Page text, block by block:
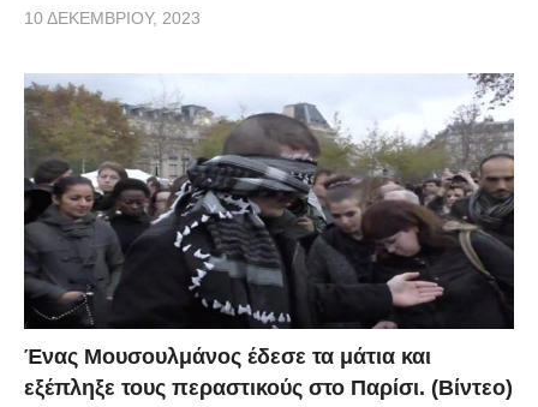
10 ΔΕΚΕΜΒΡΊΟΥ, 2023
Ένας Μουσουλμάνος έδεσε τα μάτια και
εξέπληξε τους περαστικούς στο Παρίσι. (Βίντεο)